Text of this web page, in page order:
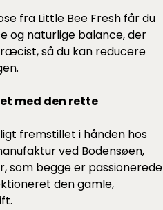
fra Little Bee Fresh får du
og naturlige balance, der
så du kan reducere
med den rette
fremstillet i hånden hos
ved Bodensøen,
som begge er passionerede
den gamle,